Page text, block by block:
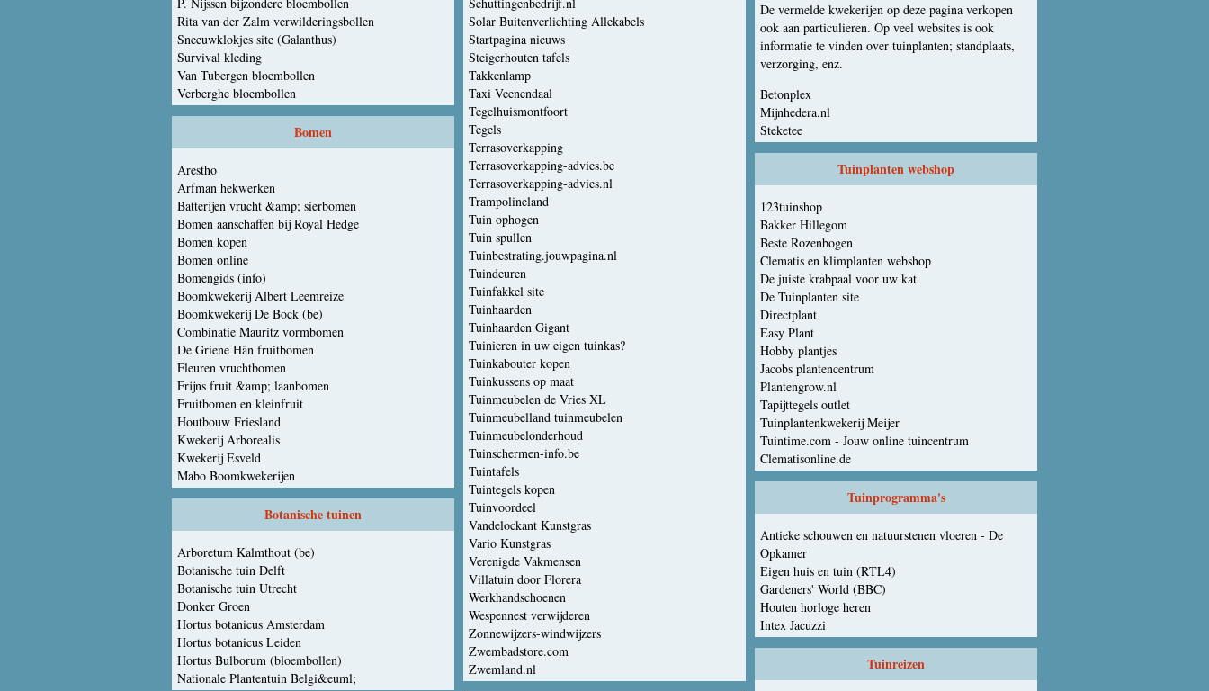
Rita van der Zalm verwilderingsbollen
Sneeuwklokjes site (Galanthus)
Survival kleding
Van Tubergen bloembollen
Verberghe bloembollen
Bomen
Arestho
Arfman hekwerken
Batterijen vrucht &amp; sierbomen
Bomen aanschaffen bij Royal Hedge
Bomen kopen
Bomen online
Bomengids (info)
Boomkwekerij Albert Leemreize
Boomkwekerij De Bock (be)
Combinatie Mauritz vormbomen
De Griene Hân fruitbomen
Fleuren vruchtbomen
Frijns fruit &amp; laanbomen
Fruitbomen en kleinfruit
Houtbouw Friesland
Kwekerij Arborealis
Kwekerij Esveld
Mabo Boomkwekerijen
Botanische tuinen
Arboretum Kalmthout (be)
Botanische tuin Delft
Botanische tuin Utrecht
Donker Groen
Hortus botanicus Amsterdam
Hortus botanicus Leiden
Hortus Bulborum (bloembollen)
Nationale Plantentuin Belgi&euml;
Solar Buitenverlichting Allekabels
Startpagina nieuws
Steigerhouten tafels
Takkenlamp
Taxi Veenendaal
Tegelhuismontfoort
Tegels
Terrasoverkapping
Terrasoverkapping-advies.be
Terrasoverkapping-advies.nl
Trampolineland
Tuin ophogen
Tuin spullen
Tuinbestrating.jouwpagina.nl
Tuindeuren
Tuinfakkel site
Tuinhaarden
Tuinhaarden Gigant
Tuinieren in uw eigen tuinkas?
Tuinkabouter kopen
Tuinkussens op maat
Tuinmeubelen de Vries XL
Tuinmeubelland tuinmeubelen
Tuinmeubelonderhoud
Tuinschermen-info.be
Tuintafels
Tuintegels kopen
Tuinvoordeel
Vandelockant Kunstgras
Vario Kunstgras
Verenigde Vakmensen
Villatuin door Florera
Werkhandschoenen
Wespennest verwijderen
Zonnewijzers-windwijzers
Zwembadstore.com
Zwemland.nl
De vermelde kwekerijen op deze pagina verkopen
ook aan particulieren. Op veel websites is ook
informatie te vinden over tuinplanten; standplaats,
verzorging, enz.
Betonplex
Mijnhedera.nl
Steketee
Tuinplanten webshop
123tuinshop
Bakker Hillegom
Beste Rozenbogen
Clematis en klimplanten webshop
De juiste krabpaal voor uw kat
De Tuinplanten site
Directplant
Easy Plant
Hobby plantjes
Jacobs plantencentrum
Plantengrow.nl
Tapijttegels outlet
Tuinplantenkwekerij Meijer
Tuintime.com - Jouw online tuincentrum
Clematisonline.de
Tuinprogramma's
Antieke schouwen en natuurstenen vloeren - De
Opkamer
Eigen huis en tuin (RTL4)
Gardeners' World (BBC)
Houten horloge heren
Intex Jacuzzi
Tuinreizen